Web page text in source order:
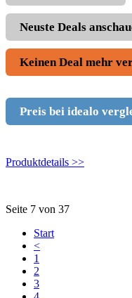
Neuste Deals
Keinen Deal mehr
Preis bei idealo
Produktdetails >>
Seite 7 von 37
Start
<
1
2
3